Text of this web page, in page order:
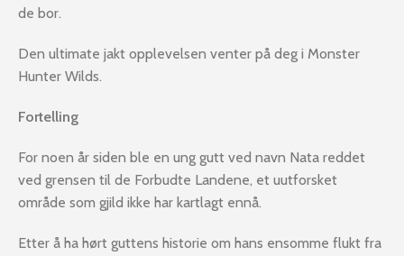
de bor.
Den ultimate jakt opplevelsen venter på deg i Monster
Hunter Wilds.
Fortelling
For noen år siden ble en ung gutt ved navn Nata reddet
ved grensen til de Forbudte Landene, et uutforsket
område som gjild ikke har kartlagt ennå.
Etter å ha hørt guttens historie om hans ensomme flukt fra